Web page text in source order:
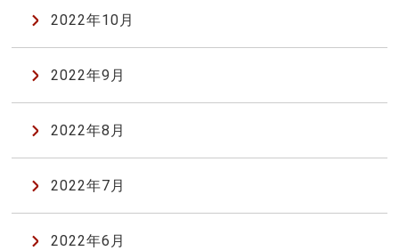
2022年10月
2022年9月
2022年8月
2022年7月
2022年6月